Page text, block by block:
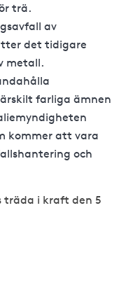
trä.
av
det tidigare
metall.
farliga ämnen
kommer att vara
och
träda i kraft den 5